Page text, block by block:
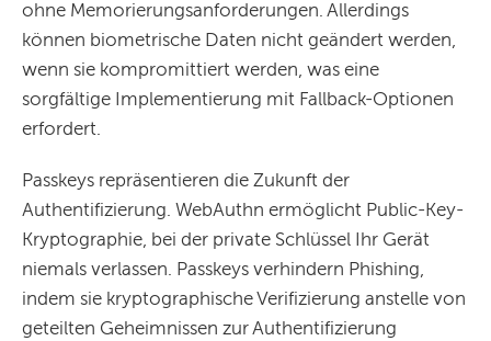
ohne Memorierungsanforderungen. Allerdings
können biometrische Daten nicht geändert werden,
wenn sie kompromittiert werden, was eine
sorgfältige Implementierung mit Fallback-Optionen
erfordert.
Passkeys repräsentieren die Zukunft der
Authentifizierung. WebAuthn ermöglicht Public-Key-
Kryptographie, bei der private Schlüssel Ihr Gerät
niemals verlassen. Passkeys verhindern Phishing,
indem sie kryptographische Verifizierung anstelle von
geteilten Geheimnissen zur Authentifizierung